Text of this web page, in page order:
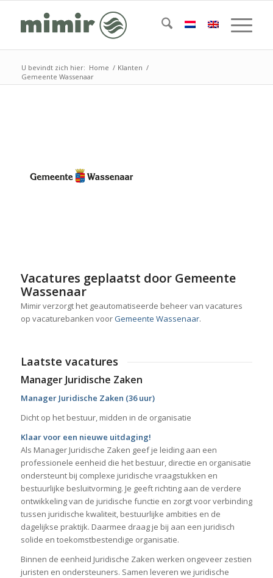
U bevindt zich hier: Home / Klanten /
Gemeente Wassenaar
Vacatures geplaatst door Gemeente
Wassenaar
Mimir verzorgt het geautomatiseerde beheer van vacatures
op vacaturebanken voorGemeente Wassenaar.
Laatste vacatures
Manager Juridische Zaken
Manager Juridische Zaken (36 uur)
Dicht op het bestuur, midden in de organisatie
Klaar voor een nieuwe uitdaging!
Als Manager Juridische Zaken geef je leiding aan een
professionele eenheid die het bestuur, directie en organisatie
ondersteunt bij complexe juridische vraagstukken en
bestuurlijke besluitvorming. Je geeft richting aan de verdere
ontwikkeling van de juridische functie en zorgt voor verbinding
tussen juridische kwaliteit, bestuurlijke ambities en de
dagelijkse praktijk. Daarmee draag je bij aan een juridisch
solide en toekomstbestendige organisatie.
Binnen de eenheid Juridische Zaken werken ongeveer zestien
juristen en ondersteuners. Samen leveren we juridische